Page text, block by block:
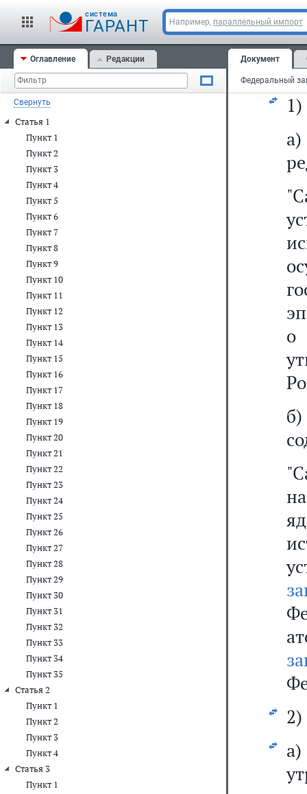
cистема
ГАРАНТ Например, параллельный импорт
Оглавление Редакции
Свернуть
Статья 1
Пункт 1
Пункт 2
Пункт 3
Пункт 4
Пункт 5
Пункт 6
Пункт 7
Пункт 8
Пункт 9
Пункт 10
Пункт 11
Пункт 12
Пункт 13
Пункт 14
Пункт 15
Пункт 16
Пункт 17
Пункт 18
Пункт 19
Пункт 20
Пункт 21
Пункт 22
Пункт 23
Пункт 24
Пункт 25
Пункт 26
Пункт 27
Пункт 28
Пункт 29
Пункт 30
Пункт 31
Пункт 32
Пункт 33
Пункт 34
Пункт 35
Статья 2
Пункт 1
Пункт 2
Пункт 3
Пункт 4
Статья 3
Пункт 1
Документ
о